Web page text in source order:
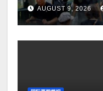
AUGUST 9, 2026